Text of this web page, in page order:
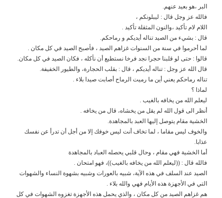
البر ،هو بعيد عنهم.
فالله عز وجل قال : ليبلونكم ،
اللام لام تأكيد ،والنون المثقلة تأكيد .
قال : بشيء من الصيد تناله أيديكم و رماحكم.
لما أحرموا في سنة من السنوات غزاهم الصيد ، فأصبح الصيد في كل مكان .
قالوا : حتى لو قلبنا حجرا نجد فرخا نستطيع أن نأكله ، فكان الصيد في كل مكان.
قال الله عز وجل : تناله أيديكم ، قال : بقلب الحجارة، والطيور الخفيفة.
تناله رماحكم يعني أين ما رميت الرماح أصابت صيدا بلاء .
لماذا ؟
ليعلم الله من يخافه بالغيب .
أنظر الى قول الله لم يقل من يخشاه، قال من يخافه .
الخشية مقام يتوصل إليها العبد بالمجاهدة.
والخوف ليس مقاما ، لما تخاف أنت ليس خوفك إلا من أجل أن تدرأ عن نفسك
عذابا.
أما الخشية فهي مقام ، وحال قلبي يحصله العباد بالمجاهدة
فالله قال : ((ليعلم الله من يخافه بالغيب))، فهو امتحان .
الصيد عند السلف في هذه الآية، شبيه بالعورات وشبيه بشهوة النساء والشهوات
التي في الأجهزة هذه الأيام فهي والله بلاء .
هم غزاهم الصيد من كل مكان ، والذي يحمل هذه الأجهزة تغزوه الشهوات في كل